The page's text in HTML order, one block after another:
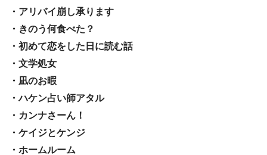
・アリバイ崩し承ります
・きのう何食べた？
・初めて恋をした日に読む話
・文学処女
・凪のお暇
・ハケン占い師アタル
・カンナさーん！
・ケイジとケンジ
・ホームルーム